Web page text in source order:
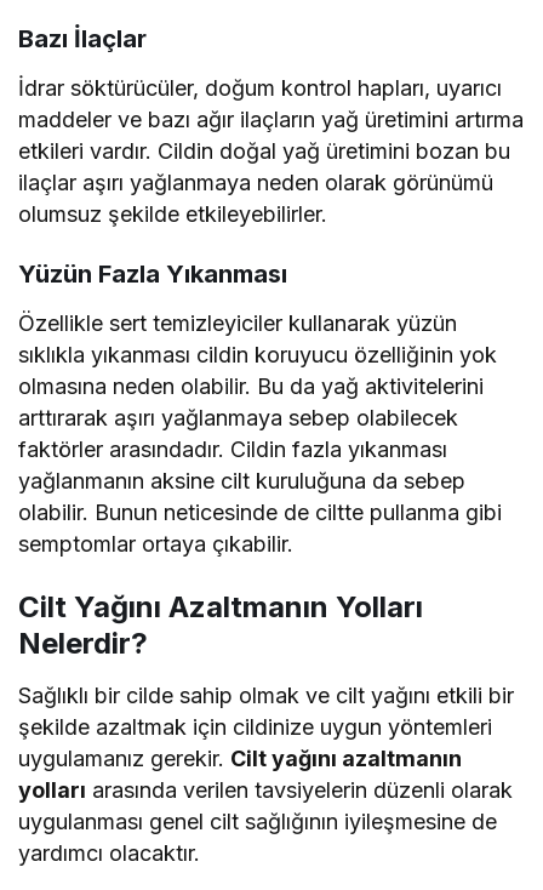
Bazı İlaçlar
İdrar söktürücüler, doğum kontrol hapları, uyarıcı
maddeler ve bazı ağır ilaçların yağ üretimini artırma
etkileri vardır. Cildin doğal yağ üretimini bozan bu
ilaçlar aşırı yağlanmaya neden olarak görünümü
olumsuz şekilde etkileyebilirler.
Yüzün Fazla Yıkanması
Özellikle sert temizleyiciler kullanarak yüzün
sıklıkla yıkanması cildin koruyucu özelliğinin yok
olmasına neden olabilir. Bu da yağ aktivitelerini
arttırarak aşırı yağlanmaya sebep olabilecek
faktörler arasındadır. Cildin fazla yıkanması
yağlanmanın aksine cilt kuruluğuna da sebep
olabilir. Bunun neticesinde de ciltte pullanma gibi
semptomlar ortaya çıkabilir.
Cilt Yağını Azaltmanın Yolları
Nelerdir?
Sağlıklı bir cilde sahip olmak ve cilt yağını etkili bir
şekilde azaltmak için cildinize uygun yöntemleri
uygulamanız gerekir. Cilt yağını azaltmanın
yolları arasında verilen tavsiyelerin düzenli olarak
uygulanması genel cilt sağlığının iyileşmesine de
yardımcı olacaktır.